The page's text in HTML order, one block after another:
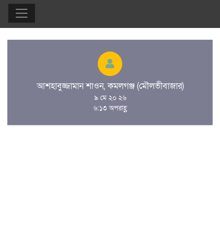
আশহাবুজ্জামান শাওন, কমলগঞ্জ (মৌলভীবাজার)
৯ মে ২০ ২৬
৬:১৩ অপরাহ্ণ